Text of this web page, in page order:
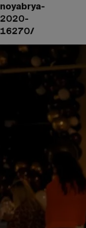
noyabrya-
2020-
16270/